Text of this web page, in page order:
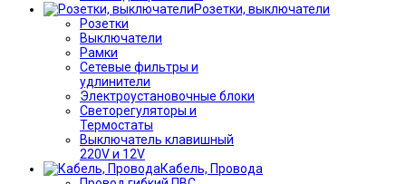
Розетки, выключатели
Розетки
Выключатели
Рамки
Сетевые фильтры и
удлинители
Электроустановочные блоки
Светорегуляторы и
Термостаты
Выключатель клавишный
220V и 12V
Кабель, Провода